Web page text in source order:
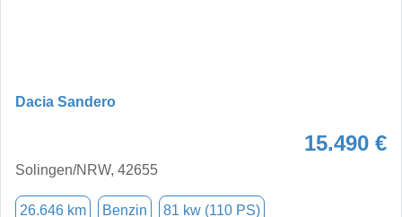
Dacia Sandero
15.490 €
Solingen/NRW, 42655
26.646 km Benzin 81 kw (110 PS)